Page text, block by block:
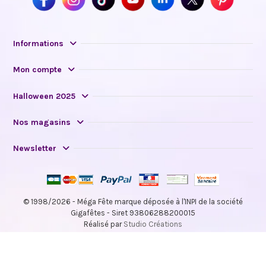
Informations
Mon compte
Halloween 2025
Nos magasins
Newsletter
© 1998/2026 - Méga Fête marque déposée à l'INPI de la société
Gigafêtes - Siret 93806288200015
Réalisé par Studio Créations